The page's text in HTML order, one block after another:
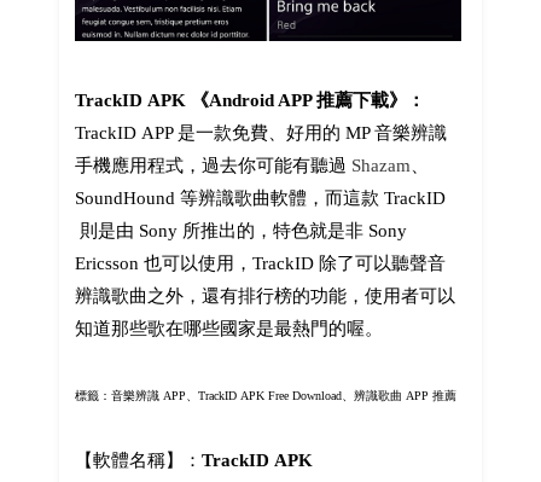
TrackID APK 《Android APP 推薦下載》：
TrackID APP 是一款免費、好用的 MP 音樂辨識
手機應用程式，過去你可能有聽過 Shazam、
SoundHound 等辨識歌曲軟體，而這款 TrackID
則是由 Sony 所推出的，特色就是非 Sony
Ericsson 也可以使用，TrackID 除了可以聽聲音
辨識歌曲之外，還有排行榜的功能，使用者可以
知道那些歌在哪些國家是最熱門的喔。
標籤：音樂辨識 APP、 TrackID APK Free Download、辨識歌曲 APP 推薦
【軟體名稱】： TrackID APK